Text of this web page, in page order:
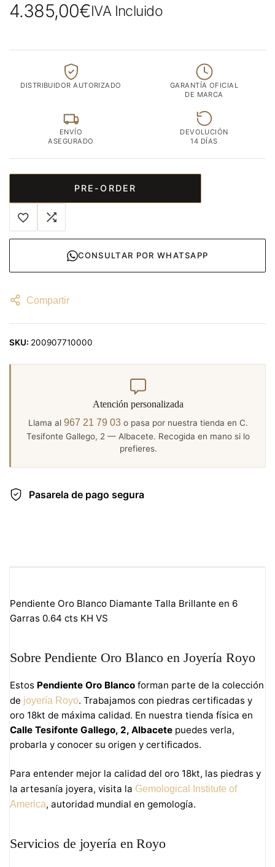
4.385,00€IVA Incluido
DISTRIBUIDOR AUTORIZADO
GARANTÍA OFICIAL
DE MARCA
ENVÍO
ASEGURADO
DEVOLUCIÓN
14 DÍAS
PRE-ORDER
CONSULTAR POR WHATSAPP
Compartir
SKU: 200907710000
Atención personalizada
Llama al 967 21 79 03 o pasa por nuestra tienda en C.
Tesifonte Gallego, 2 — Albacete. Recogida en mano si lo
prefieres.
Pasarela de pago segura
Pendiente Oro Blanco Diamante Talla Brillante en 6
Garras 0.64 cts KH VS
Sobre Pendiente Oro Blanco en Joyería Royo
Estos Pendiente Oro Blanco forman parte de la colección
de joyería Royo. Trabajamos con piedras certificadas y
oro 18kt de máxima calidad. En nuestra tienda física en
Calle Tesifonte Gallego, 2, Albacete puedes verla,
probarla y conocer su origen y certificados.
Para entender mejor la calidad del oro 18kt, las piedras y
la artesanía joyera, visita la Gemological Institute of
America, autoridad mundial en gemología.
Servicios de joyería en Royo